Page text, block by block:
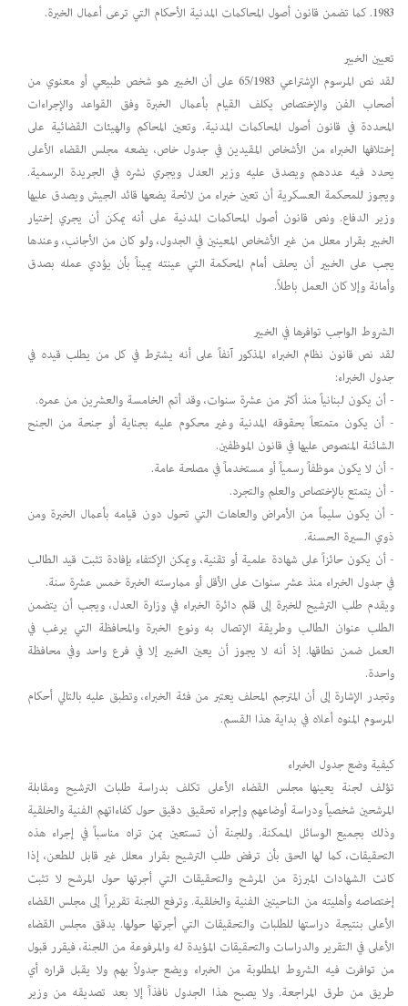
1983. كما تضمن قانون أصول المحاكمات المدنية الأحكام التي ترعى أعمال الخبرة.
تعيين الخبير
لقد نص المرسوم الإشتراعي 65/1983 على أن الخبير هو شخص طبيعي أو معنوي من
أصحاب الفن والإختصاص يكلف القيام بأعمال الخبرة وفق القواعد والإجراءات
المحددة في قانون أصول المحاكمات المدنية. وتعين المحاكم والهيئات القضائية على
إختلافها الخبراء من الأشخاص المقيدين في جدول خاص، يضعه مجلس القضاء الأعلى
يحدد فيه عددهم ويصدق عليه وزير العدل ويجري نشره في الجريدة الرسمية.
ويجوز للمحكمة العسكرية أن تعين خبراء من لائحة يضعها قائد الجيش ويصدق عليها
وزير الدفاع. ونص قانون أصول المحاكمات المدنية على أنه يمكن أن يجري إختيار
الخبير بقرار معلل من غير الأشخاص المعينين في الجدول، ولو كان من الأجانب، وعندها
يجب على الخبير أن يحلف أمام المحكمة التي عينته يميناً بأن يؤدي عمله بصدق
وأمانة وإلا كان العمل باطلاً.
الشروط الواجب توافرها في الخبير
لقد نص قانون نظام الخبراء المذكور آنفاً على أنه يشترط في كل من يطلب قيده في
جدول الخبراء:
- أن يكون لبنانياً منذ أكثر من عشرة سنوات، وقد أتم الخامسة والعشرين من عمره.
- أن يكون متمتعاً بحقوقه المدنية وغير محكوم عليه بجناية أو جنحة من الجنح
الشائنة المنصوص عليها في قانون الموظفين.
- أن لا يكون موظفاً رسمياً أو مستخدماً في مصلحة عامة.
- أن يتمتع بالإختصاص والعلم والتجرد.
- أن يكون سليماً من الأمراض والعاهات التي تحول دون قيامه بأعمال الخبرة ومن
ذوي السيرة الحسنة.
- أن يكون حائزاً على شهادة علمية أو تقنية، ويمكن الإكتفاء بإفادة تثبت قيد الطالب
في جدول الخبراء منذ عشر سنوات على الأقل أو ممارسته الخبرة خمس عشرة سنة.
ويقدم طلب الترشيح للخبرة إلى قلم دائرة الخبراء في وزارة العدل، ويجب أن يتضمن
الطلب عنوان الطالب وطريقة الإتصال به ونوع الخبرة والمحافظة التي يرغب في
العمل ضمن نطاقها. إذ أنه لا يجوز أن يعين الخبير إلا في فرع واحد وفي محافظة
واحدة.
وتجدر الإشارة إلى أن المترجم المحلف يعتبر من فئة الخبراء، وتطبق عليه بالتالي أحكام
المرسوم المنوه أعلاه في بداية هذا القسم.
كيفية وضع جدول الخبراء
تؤلف لجنة يعينها مجلس القضاء الأعلى تكلف بدراسة طلبات الترشيح ومقابلة
المرشحين شخصياً ودراسة أوضاعهم وإجراء تحقيق دقيق حول كفاءاتهم الفنية والخلقية
وذلك بجميع الوسائل الممكنة. وللجنة أن تستعين بمن تراه مناسباً في إجراء هذه
التحقيقات، كما لها الحق بأن ترفض طلب الترشيح بقرار معلل غير قابل للطعن، إذا
كانت الشهادات المبرزة من المرشح والتحقيقات التي أجرتها حول المرشح لا تثبت
إختصاصه وأهليته من الناحيتين الفنية والخلقية. وترفع اللجنة تقريراً إلى مجلس القضاء
الأعلى بنتيجة دراستها للطلبات والتحقيقات التي أجرتها حولها. يدقق مجلس القضاء
الأعلى في التقرير والدراسات والتحقيقات المؤيدة له والمرفوعة من اللجنة، فيقرر قبول
من توافرت فيه الشروط المطلوبة من الخبراء ويضع جدولاً بهم ولا يقبل قراره أي
طريق من طرق المراجعة. ولا يصبح هذا الجدول نافذاً إلا بعد تصديقه من وزير